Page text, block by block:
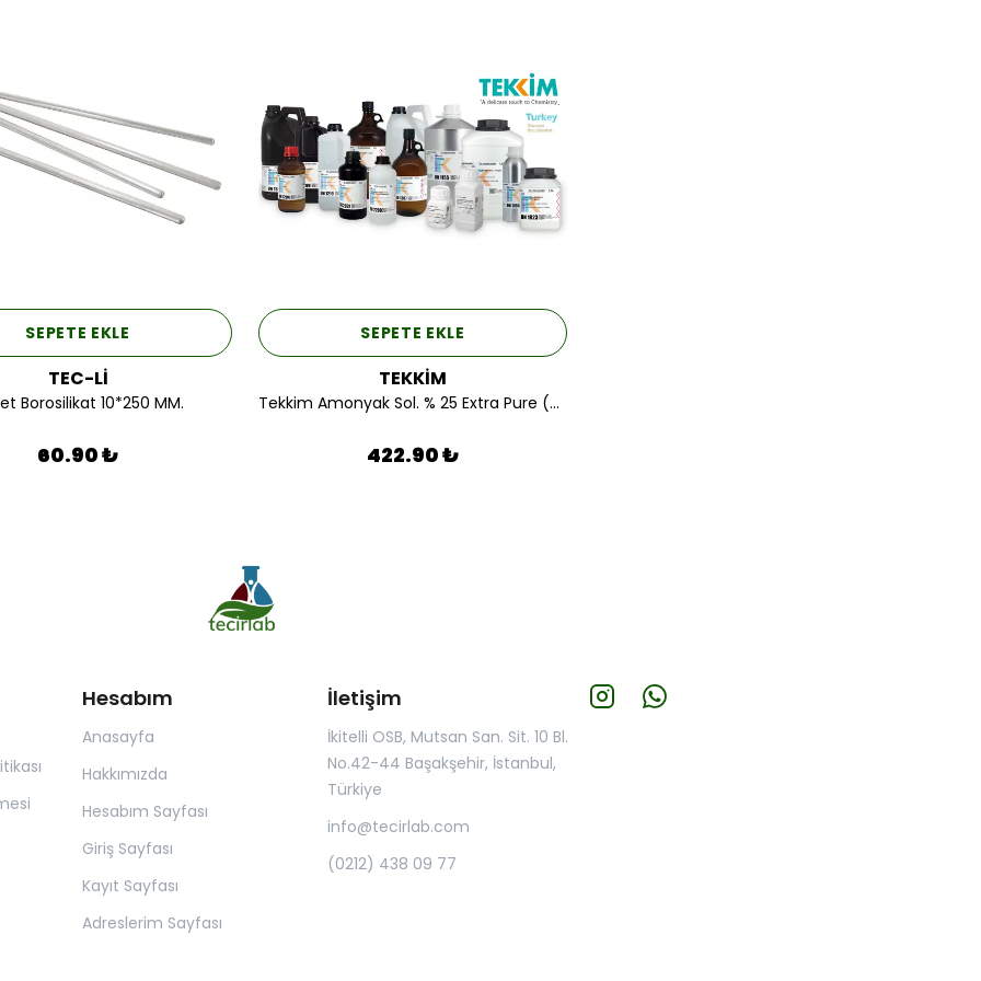
SEPETE EKLE
TEC-Lİ
Borosilikat 10*250 MM.
60.90 ₺
SEPETE EKLE
TEKKİM
Tekkim Amonyak Sol. % 25 Extra Pure (Plastik Ambalaj) 2,5LT.
422.90 ₺
Hesabım
Anasayfa
Hakkımızda
Hesabım Sayfası
Giriş Sayfası
Kayıt Sayfası
Adreslerim Sayfası
İletişim
İkitelli OSB, Mutsan San. Sit. 10 Bl.
No.42-44 Başakşehir, İstanbul,
Türkiye
info@tecirlab.com
(0212) 438 09 77